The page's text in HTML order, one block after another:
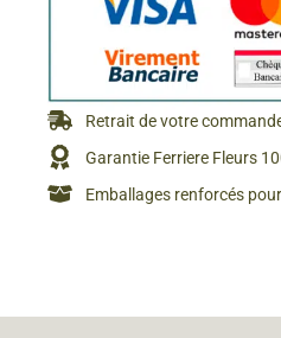
Retrait de votre
Garantie Ferriere Fleurs
Emballages renforcés